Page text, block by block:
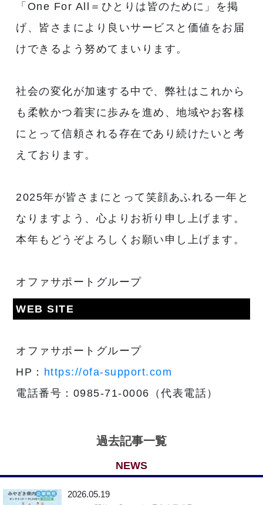
「One For All＝ひとりは皆のために」を掲
げ、皆さまにより良いサービスと価値をお届
けできるよう努めてまいります。
社会の変化が加速する中で、弊社はこれから
も柔軟かつ着実に歩みを進め、地域やお客様
にとって信頼される存在であり続けたいと考
えております。
2025年が皆さまにとって笑顔あふれる一年と
なりますよう、心よりお祈り申し上げます。
本年もどうぞよろしくお願い申し上げます。
オファサポートグループ
WEB SITE
オファサポートグループ
HP： https://ofa-support.com
電話番号：0985-71-0006（代表電話）
過去記事一覧
NEWS
2026.05.19